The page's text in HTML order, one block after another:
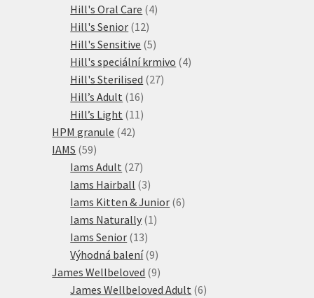
produkty
Hill's Oral Care 44
Hill's Senior 1212
produktů
Hill's Sensitive 55
produktů
Hill's speciální krmivo 44
Hill's Sterilised 2727
Hill’s Adult 1616
produktů
Hill’s Light 11 11
HPM granule 4242
IAMS 5959
produktů
Iams Adult 2727
produktů
Iams Hairball 33
produkty
Iams Kitten & Junior 66
Iams Naturally 1 1
Iams Senior 1313
produktů
Výhodná balení 99
produktů
James Wellbeloved 99
produktů
James Wellbeloved Adult 66